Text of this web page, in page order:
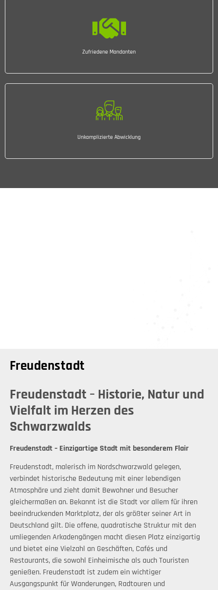
Zufriedene Mandanten
Unkomplizierte Abwicklung
Freudenstadt
Freudenstadt – Historie, Natur und
Vielfalt im Herzen des
Schwarzwalds
Freudenstadt – Einzigartige Stadt mit besonderem Flair
Freudenstadt, malerisch im Nordschwarzwald gelegen,
verbindet historische Bedeutung mit einer lebendigen
Atmosphäre und zieht damit Bewohner und Besucher
gleichermaßen an. Bekannt ist die Stadt vor allem für ihren
beeindruckenden Marktplatz, der als größter seiner Art in
Deutschland gilt. Die offene, quadratische Struktur mit den
umliegenden Arkadengängen macht diesen Platz einzigartig
und bietet eine Vielzahl an Geschäften, Cafés und
Restaurants, die sowohl Einheimische als auch Touristen
genießen. Freudenstadt ist zudem ein wichtiger
Ausgangspunkt für Wanderungen, Radtouren und